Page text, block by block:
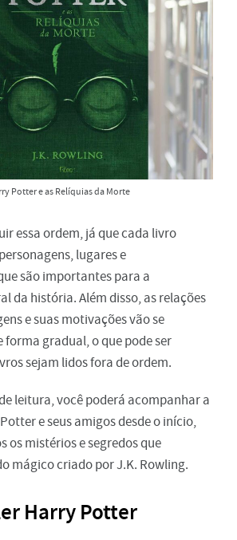
Potter e as Relíquias da Morte
essa ordem, já que cada livro
lugares e
são importantes para a
da história. Além disso, as relações
e suas motivações vão se
forma gradual, o que pode ser
sejam lidos fora de ordem.
leitura, você poderá acompanhar a
e seus amigos desde o início,
os mistérios e segredos que
mágico criado por J.K. Rowling.
Harry Potter